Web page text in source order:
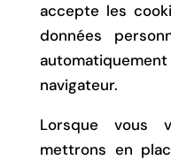
accepte les
données
navigateur.
Lorsque vous
mettrons en